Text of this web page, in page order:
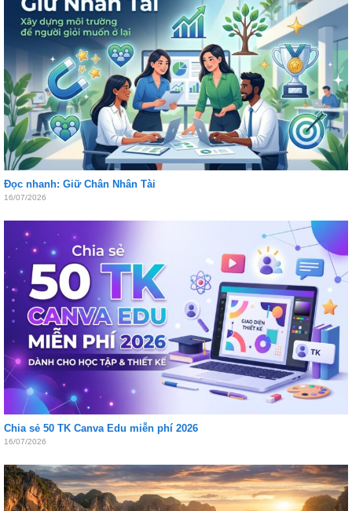
Đọc nhanh: Giữ Chân Nhân Tài
16/07/2026
Chia sẻ 50 TK Canva Edu miễn phí 2026
16/07/2026